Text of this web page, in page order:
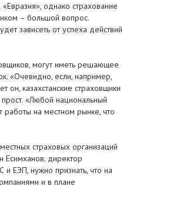
однако страхование
– большой вопрос.
зависеть от успеха действий
могут иметь решающее
«Очевидно, если, например,
он, казахстанские страховщики
«Любой национальный
работы на местном рынке, что
страховых организаций
Есимханов, директор
ЕЭП, нужно признать, что на
и в плане